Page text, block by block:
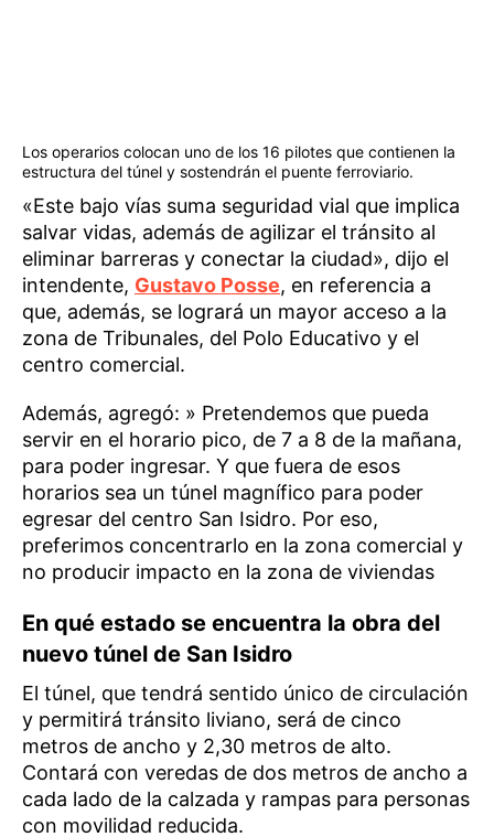
Los operarios colocan uno de los 16 pilotes que contienen la
estructura del túnel y sostendrán el puente ferroviario.
«Este bajo vías suma seguridad vial que implica
salvar vidas, además de agilizar el tránsito al
eliminar barreras y conectar la ciudad», dijo el
intendente, Gustavo Posse, en referencia a
que, además, se logrará un mayor acceso a la
zona de Tribunales, del Polo Educativo y el
centro comercial.
Además, agregó: » Pretendemos que pueda
servir en el horario pico, de 7 a 8 de la mañana,
para poder ingresar. Y que fuera de esos
horarios sea un túnel magnífico para poder
egresar del centro San Isidro. Por eso,
preferimos concentrarlo en la zona comercial y
no producir impacto en la zona de viviendas
En qué estado se encuentra la obra del
nuevo túnel de San Isidro
El túnel, que tendrá sentido único de circulación
y permitirá tránsito liviano, será de cinco
metros de ancho y 2,30 metros de alto.
Contará con veredas de dos metros de ancho a
cada lado de la calzada y rampas para personas
con movilidad reducida.